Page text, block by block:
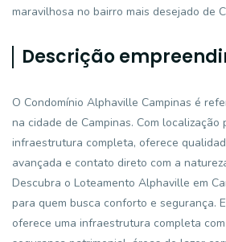
maravilhosa no bairro mais desejado de
Descrição
O Condomínio Alphaville Campinas é
na cidade de Campinas. Com localização
infraestrutura completa, oferece
avançada e contato direto com a
Descubra o Loteamento Alphaville em
para quem busca conforto e segurança.
oferece uma infraestrutura completa